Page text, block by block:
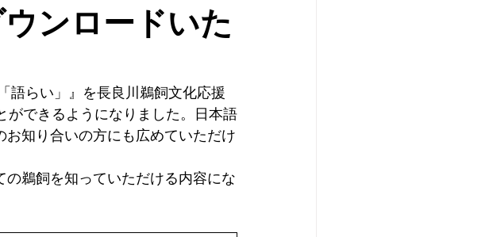
ンロードいた
語らい」』を長良川鵜飼文化応援
ができるようになりました。日本語
知り合いの方にも広めていただけ
鵜飼を知っていただける内容にな